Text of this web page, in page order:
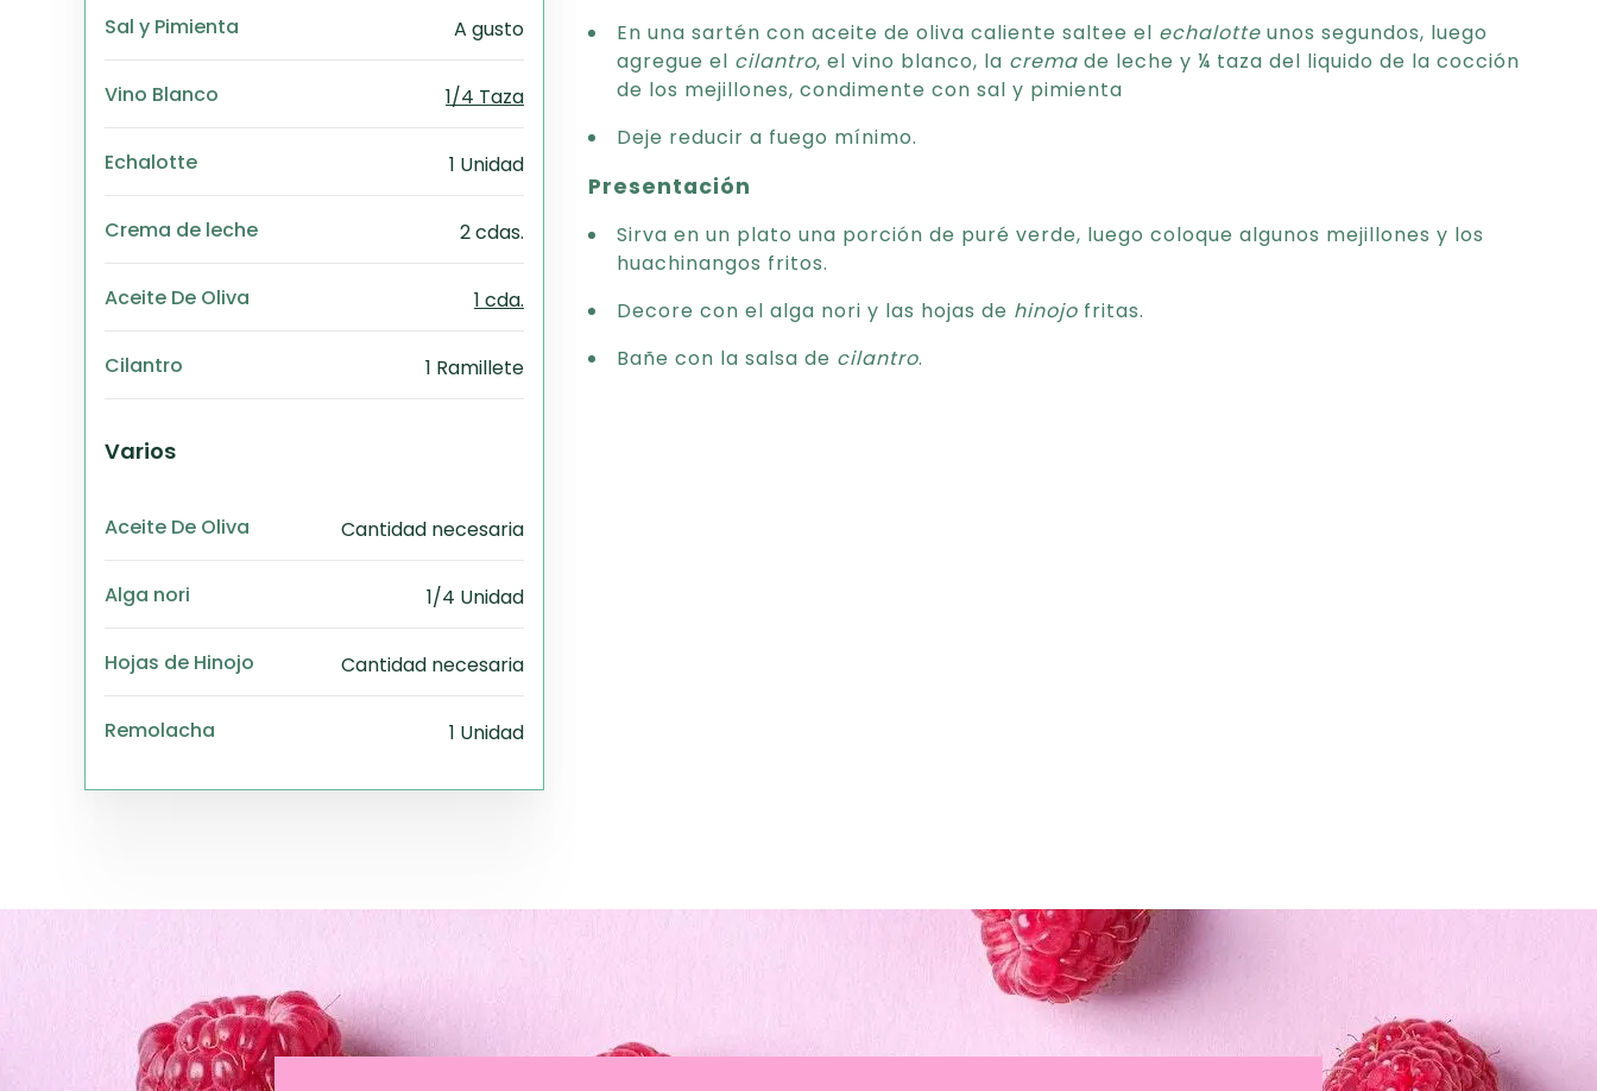
Sal y Pimienta A gusto
Vino Blanco 1/4 Taza
Echalotte 1 Unidad
Crema de leche 2 cdas.
Aceite De Oliva 1 cda.
Cilantro 1 Ramillete
Varios
Aceite De Oliva Cantidad necesaria
Alga nori 1/4 Unidad
Hojas de Hinojo Cantidad necesaria
Remolacha 1 Unidad
En una sartén con aceite de oliva caliente saltee el echalotte unos segundos, luego
agregue el cilantro, el vino blanco, la crema de leche y ¼ taza del liquido de la cocción
de los mejillones, condimente con sal y pimienta
Deje reducir a fuego mínimo.
Presentación
Sirva en un plato una porción de puré verde, luego coloque algunos mejillones y los
huachinangos fritos.
Decore con el alga nori y las hojas de hinojo fritas.
Bañe con la salsa de cilantro.